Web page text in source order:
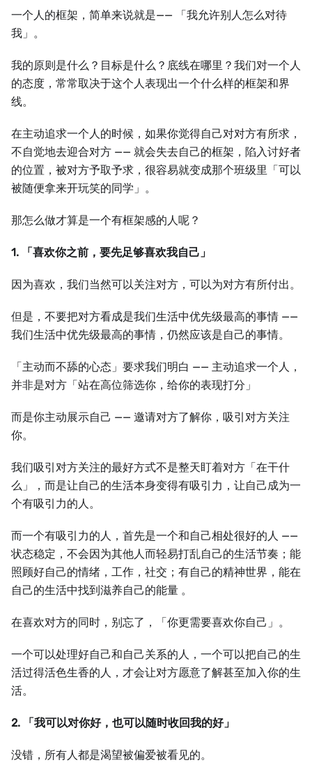
一个人的框架，简单来说就是—— 「我允许别人怎么对待
我」。
我的原则是什么？目标是什么？底线在哪里？我们对一个人
的态度，常常取决于这个人表现出一个什么样的框架和界
线。
在主动追求一个人的时候，如果你觉得自己对对方有所求，
不自觉地去迎合对方 —— 就会失去自己的框架，陷入讨好者
的位置，被对方予取予求，很容易就变成那个班级里「可以
被随便拿来开玩笑的同学」。
那怎么做才算是一个有框架感的人呢？
1. 「喜欢你之前，要先足够喜欢我自己」
因为喜欢，我们当然可以关注对方，可以为对方有所付出。
但是，不要把对方看成是我们生活中优先级最高的事情 ——
我们生活中优先级最高的事情，仍然应该是自己的事情。
「主动而不舔的心态」要求我们明白 —— 主动追求一个人，
并非是对方「站在高位筛选你，给你的表现打分」
而是你主动展示自己 —— 邀请对方了解你，吸引对方关注
你。
我们吸引对方关注的最好方式不是整天盯着对方「在干什
么」，而是让自己的生活本身变得有吸引力，让自己成为一
个有吸引力的人。
而一个有吸引力的人，首先是一个和自己相处很好的人 ——
状态稳定，不会因为其他人而轻易打乱自己的生活节奏；能
照顾好自己的情绪，工作，社交；有自己的精神世界，能在
自己的生活中找到滋养自己的能量 。
在喜欢对方的同时，别忘了，「你更需要喜欢你自己」。
一个可以处理好自己和自己关系的人，一个可以把自己的生
活过得活色生香的人，才会让对方愿意了解甚至加入你的生
活。
2. 「我可以对你好，也可以随时收回我的好」
没错，所有人都是渴望被偏爱被看见的。